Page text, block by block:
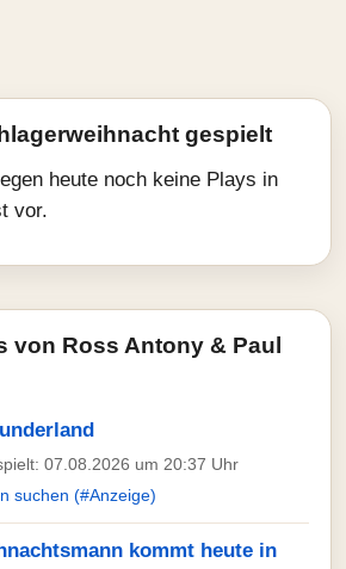
gespielt
heute noch keine Plays in
vor.
von Ross Antony & Paul
07.08.2026 um 20:37 Uhr
suchen (#Anzeige)
kommt heute in